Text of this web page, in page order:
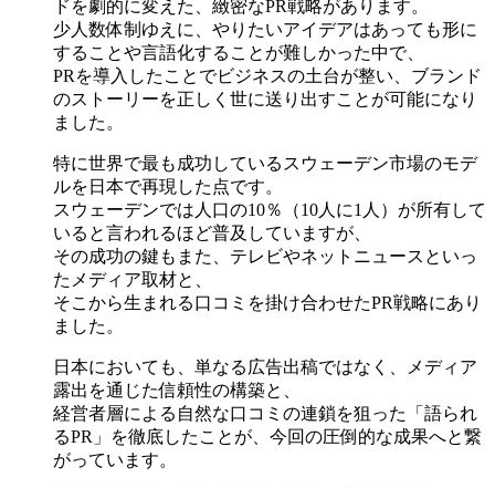
ドを劇的に変えた、緻密なPR戦略があります。
少人数体制ゆえに、やりたいアイデアはあっても形に
することや言語化することが難しかった中で、
PRを導入したことでビジネスの土台が整い、ブランド
のストーリーを正しく世に送り出すことが可能になり
ました。
特に世界で最も成功しているスウェーデン市場のモデ
ルを日本で再現した点です。
スウェーデンでは人口の10％（10人に1人）が所有して
いると言われるほど普及していますが、
その成功の鍵もまた、テレビやネットニュースといっ
たメディア取材と、
そこから生まれる口コミを掛け合わせたPR戦略にあり
ました。
日本においても、単なる広告出稿ではなく、メディア
露出を通じた信頼性の構築と、
経営者層による自然な口コミの連鎖を狙った「語られ
るPR」を徹底したことが、今回の圧倒的な成果へと繋
がっています。